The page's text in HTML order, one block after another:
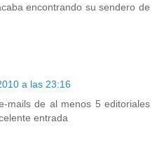
encontrando su sendero de
a las 23:16
mails de al menos 5 editoriales
entrada